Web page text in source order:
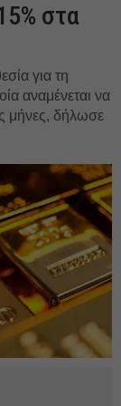
στα
για τη
αναμένεται να
μήνες, δήλωσε